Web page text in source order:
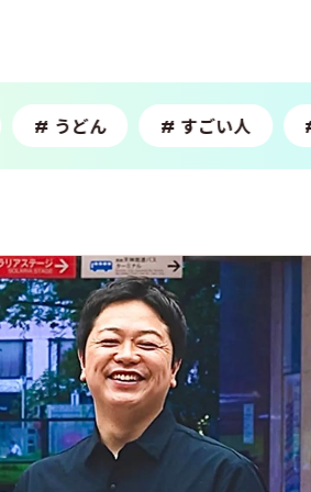
# うどん # すごい人 #